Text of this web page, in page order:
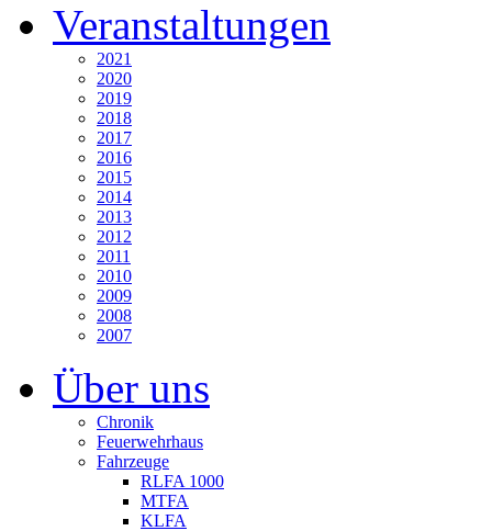
Veranstaltungen
2021
2020
2019
2018
2017
2016
2015
2014
2013
2012
2011
2010
2009
2008
2007
Über uns
Chronik
Feuerwehrhaus
Fahrzeuge
RLFA 1000
MTFA
KLFA